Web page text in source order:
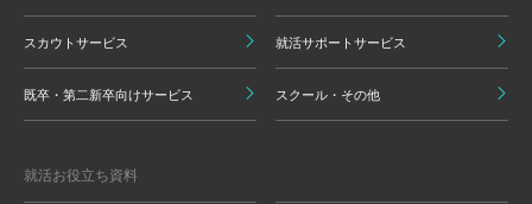
スカウトサービス 就活サポートサービス
既卒・第二新卒向けサービス スクール・その他
就活お役立ち資料